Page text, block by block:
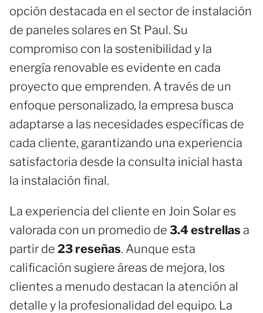
opción destacada en el sector de instalación
de paneles solares en St Paul. Su
compromiso con la sostenibilidad y la
energía renovable es evidente en cada
proyecto que emprenden. A través de un
enfoque personalizado, la empresa busca
adaptarse a las necesidades específicas de
cada cliente, garantizando una experiencia
satisfactoria desde la consulta inicial hasta
la instalación final.
La experiencia del cliente en Join Solar es
valorada con un promedio de 3.4 estrellas a
partir de 23 reseñas. Aunque esta
calificación sugiere áreas de mejora, los
clientes a menudo destacan la atención al
detalle y la profesionalidad del equipo. La